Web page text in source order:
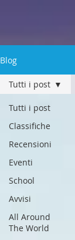
Blog
Tutti i post
Classifiche
Recensioni
Eventi
School
Avvisi
All Around
The World
Tutti i post